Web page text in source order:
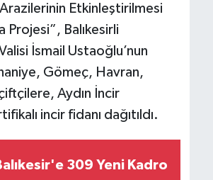
Arazilerinin Etkinleştirilmesi
Projesi”, Balıkesirli
İsmail Ustaoğlu’nun
Gömeç, Havran,
Aydın İncir
incir fidanı dağıtıldı.
309 Yeni Kadro